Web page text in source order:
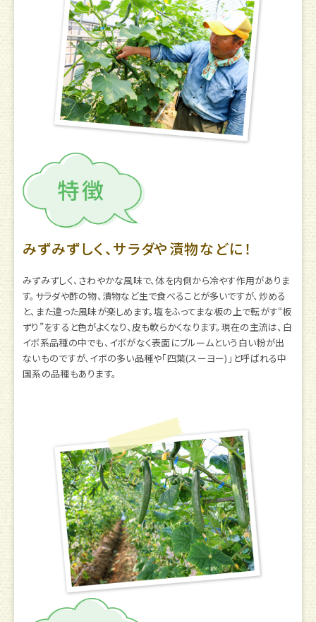
みずみずしく、サラダや漬物などに！
みずみずしく、さわやかな風味で、体を内側から冷やす作用がありま
す。サラダや酢の物、漬物など生で食べることが多いですが、炒める
と、また違った風味が楽しめます。塩をふってまな板の上で転がす“板
ずり”をすると色がよくなり、皮も軟らかくなります。現在の主流は、白
イボ系品種の中でも、イボがなく表面にブルームという白い粉が出
ないものですが、イボの多い品種や「四葉(スーヨー)」と呼ばれる中
国系の品種もあります。